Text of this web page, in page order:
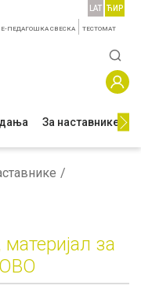
Е-ПЕДАГОШКА СВЕСКА TЕСТОМАТ
LAT ЋИР
За наставнике
за